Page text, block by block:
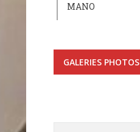
MANO
GALERIES PHOTOS